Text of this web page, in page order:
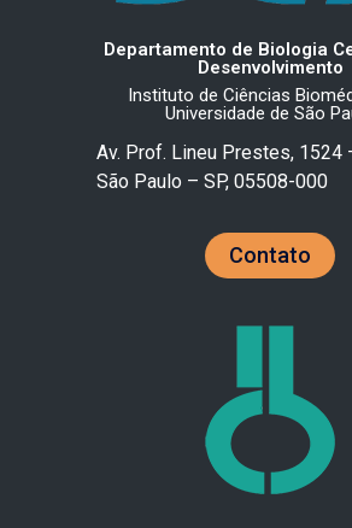
Departamento de Biologia
Desenvolvimento
Instituto de Ciências
Universidade de São
Av. Prof. Lineu Prestes, 1524
São Paulo – SP, 05508-000
Contato